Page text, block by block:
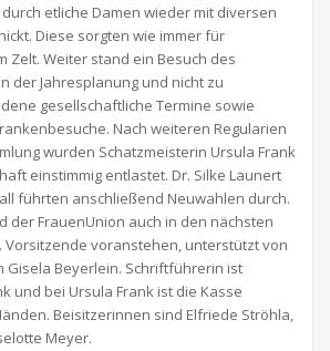
etliche Damen wieder mit diversen
Diese sorgten wie immer für
Zelt. Weiter stand ein Besuch des
der Jahresplanung und nicht zu
gesellschaftliche Termine sowie
Nach weiteren Regularien
wurden Schatzmeisterin Ursula Frank
einstimmig entlastet. Dr. Silke Launert
führten anschließend Neuwahlen durch.
der FrauenUnion auch in den nächsten
Vorsitzende voranstehen, unterstützt von
Gisela Beyerlein. Schriftführerin ist
und bei Ursula Frank ist die Kasse
Beisitzerinnen sind Elfriede Ströhla,
Meyer.